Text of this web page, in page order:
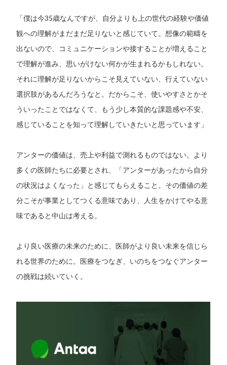
「僕は今35歳なんですが、自分よりも上の世代の経験や価値
観への理解がまだまだ足りないと感じていて。想像の範疇を
出ないので、コミュニケーションや接することが増えること
で理解が進み、思いがけない何かが生まれるかもしれない。
それに理解が足りないからこそ見えていない、行えていない
選択肢があるんだろうなと。だからこそ、使いやすさとかそ
ういったことではなくて、もう少し本質的な課題感や不安、
感じていることを知って理解していきたいと思っています」
アンターの価値は、売上や利益で測れるものではない。より
多くの医師たちに必要とされ、「アンターがあったから自分
の状況はよくなった」と感じてもらえること。その価値の差
分こそが事業としてつくる意味であり、人生をかけてやる意
味であると中山は考える。
より良い医療の未来のために、医師がより良い未来を信じら
れる世界のために。医療をつなぎ、いのちをつなぐアンター
の挑戦は続いていく。